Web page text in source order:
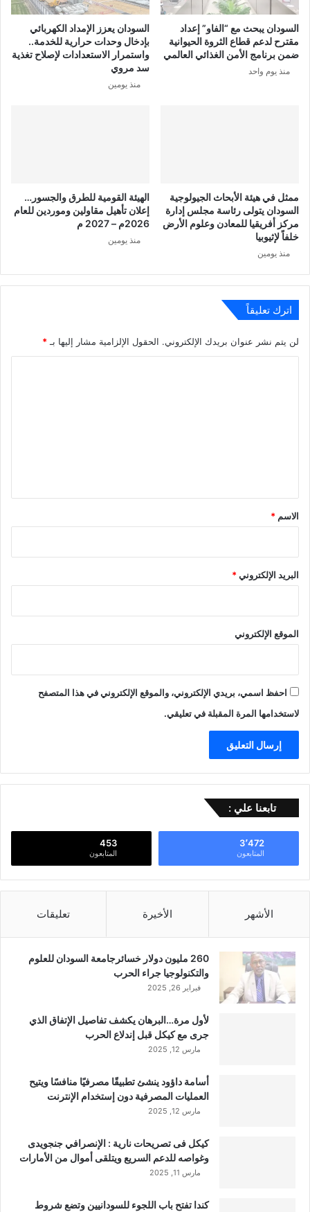
السودان يبحث مع “الفاو” إعداد
مقترح لدعم قطاع الثروة الحيوانية
ضمن برنامج الأمن الغذائي العالمي
منذ يوم واحد
السودان يعزز الإمداد الكهربائي
بإدخال وحدات حرارية للخدمة..
واستمرار الاستعدادات لإصلاح تغذية
سد مروي
منذ يومين
ممثل في هيئة الأبحاث الجيولوجية
السودان يتولى رئاسة مجلس إدارة
مركز أفريقيا للمعادن وعلوم الأرض
خلفاً لإثيوبيا
منذ يومين
الهيئة القومية للطرق والجسور…
إعلان تأهيل مقاولين وموردين للعام
2026م – 2027 م
منذ يومين
اترك تعليقاً
لن يتم نشر عنوان بريدك الإلكتروني. الحقول الإلزامية مشار إليها بـ *
*
الاسم *
البريد الإلكتروني*
الموقع الإلكتروني
احفظ اسمي، بريدي الإلكتروني، والموقع الإلكتروني في هذا المتصفح
لاستخدامها المرة المقبلة في تعليقي.
تابعنا علي :
3٬472
المتابعون
453
المتابعون
الأشهر الأخيرة تعليقات
260 مليون دولار خسائرجامعة السودان للعلوم
والتكنولوجيا جراء الحرب
فبراير 26, 2025
لأول مرة…البرهان يكشف تفاصيل الإتفاق الذي
جرى مع كيكل قبل إندلاع الحرب
مارس 12, 2025
أسامة داؤود ينشئ تطبيقًا مصرفيًا منافسًا ويتيح
العمليات المصرفية دون إستخدام الإنترنت
مارس 12, 2025
كيكل فى تصريحات نارية : الإنصرافي جنجويدى
وغواصه للدعم السريع ويتلقى أموال من الأمارات
مارس 11, 2025
كندا تفتح باب اللجوء للسودانيين وتضع شروط